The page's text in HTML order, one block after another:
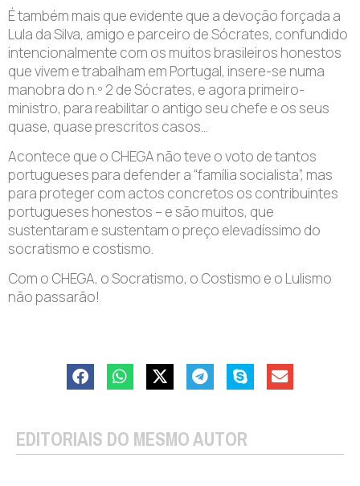
É também mais que evidente que a devoção forçada a
Lula da Silva, amigo e parceiro de Sócrates, confundido
intencionalmente com os muitos brasileiros honestos
que vivem e trabalham em Portugal, insere-se numa
manobra do n.º 2 de Sócrates, e agora primeiro-
ministro, para reabilitar o antigo seu chefe e os seus
quase, quase prescritos casos…
Acontece que o CHEGA não teve o voto de tantos
portugueses para defender a “família socialista”, mas
para proteger com actos concretos os contribuintes
portugueses honestos – e são muitos, que
sustentaram e sustentam o preço elevadíssimo do
socratismo e costismo.
Com o CHEGA, o Socratismo, o Costismo e o Lulismo
não passarão!
EDITORIAIS DO MESMO AUTOR